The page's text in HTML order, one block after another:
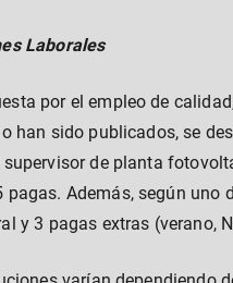
Laborales
por el empleo de
han sido publicados, se
supervisor de planta
pagas. Además, según uno
y 3 pagas extras (verano,